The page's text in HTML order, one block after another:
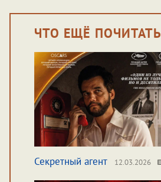
ЧТО ЕЩЁ ПОЧИТАТЬ
Секретный агент 12.03.2026